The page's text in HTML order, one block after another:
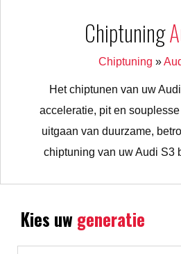
Chiptuning
Chiptuning »
Het chiptunen van uw
acceleratie, pit en
uitgaan van duurzame,
chiptuning van uw Audi S3
Kies uwgeneratie